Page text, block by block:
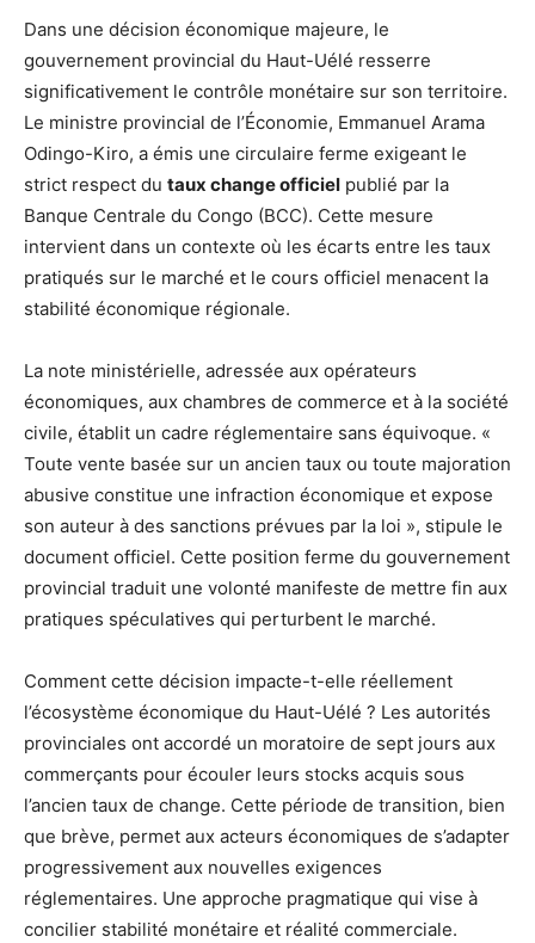
Dans une décision économique majeure, le
gouvernement provincial du Haut-Uélé resserre
significativement le contrôle monétaire sur son territoire.
Le ministre provincial de l’Économie, Emmanuel Arama
Odingo-Kiro, a émis une circulaire ferme exigeant le
strict respect du taux change officiel publié par la
Banque Centrale du Congo (BCC). Cette mesure
intervient dans un contexte où les écarts entre les taux
pratiqués sur le marché et le cours officiel menacent la
stabilité économique régionale.
La note ministérielle, adressée aux opérateurs
économiques, aux chambres de commerce et à la société
civile, établit un cadre réglementaire sans équivoque. «
Toute vente basée sur un ancien taux ou toute majoration
abusive constitue une infraction économique et expose
son auteur à des sanctions prévues par la loi », stipule le
document officiel. Cette position ferme du gouvernement
provincial traduit une volonté manifeste de mettre fin aux
pratiques spéculatives qui perturbent le marché.
Comment cette décision impacte-t-elle réellement
l’écosystème économique du Haut-Uélé ? Les autorités
provinciales ont accordé un moratoire de sept jours aux
commerçants pour écouler leurs stocks acquis sous
l’ancien taux de change. Cette période de transition, bien
que brève, permet aux acteurs économiques de s’adapter
progressivement aux nouvelles exigences
réglementaires. Une approche pragmatique qui vise à
concilier stabilité monétaire et réalité commerciale.